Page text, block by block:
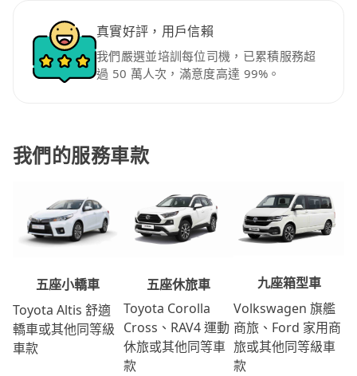
真實好評，用戶信賴
我們嚴選並培訓每位司機，已累積服務超
過 50 萬人次，滿意度高達 99%。
我們的服務車款
五座小轎車
Toyota Altis 舒適
轎車或其他同等級
車款
五座休旅車
Toyota Corolla
Cross、RAV4 運動
休旅或其他同等車
款
九座箱型車
Volkswagen 旗艦
商旅、Ford 家用商
旅或其他同等級車
款